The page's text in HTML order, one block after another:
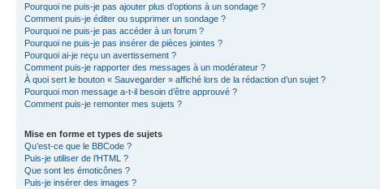
Pourquoi ne puis-je pas ajouter plus d’options à un sondage ?
Comment puis-je éditer ou supprimer un sondage ?
Pourquoi ne puis-je pas accéder à un forum ?
Pourquoi ne puis-je pas insérer de pièces jointes ?
Pourquoi ai-je reçu un avertissement ?
Comment puis-je rapporter des messages à un modérateur ?
À quoi sert le bouton « Sauvegarder » affiché lors de la rédaction d’un sujet ?
Pourquoi mon message a-t-il besoin d’être approuvé ?
Comment puis-je remonter mes sujets ?
Mise en forme et types de sujets
Qu’est-ce que le BBCode ?
Puis-je utiliser de l’HTML ?
Que sont les émoticônes ?
Puis-je insérer des images ?